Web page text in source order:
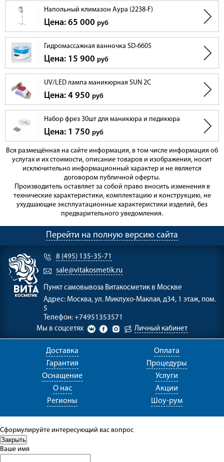
Напольный климазон Аура (2238-F)
Цена: 65 000 руб
Гидромассажная ванночка SD-6605
Цена: 15 900 руб
UV/LED лампа маникюрная SUN 2C
Цена: 4 950 руб
Набор фрез 30шт для маникюра и педикюра
Цена: 1 750 руб
Вся размещённая на сайте информация, в том числе информация об
услугах и их стоимости, описание товаров и изображения, носит
исключительно информационный характер и не является
договором публичной оферты.
Производитель оставляет за собой право вносить изменения в
технические характеристики, комплектацию и конструкцию, не
ухудшающие эксплуатационные характеристики изделий, без
предварительного уведомления.
Перейти на полную версию сайта
8 (495) 135-35-71
sale@vitakosmetik.ru
Пункт самовывоза Витакосметик в Москве
Адрес: Москва, ул. Миклухо-Маклая, д34, 1 этаж, пом.
5
Телефон: +74951353571
Мы в соцсетях
Личный кабинет
Доставка
Оплата
Гарантия
Процедуры
Оснащение
Услуги
О нас
Акции
Регионы
Шоу-рум
Сформулируйте интересующий вас вопрос
Ваше имя